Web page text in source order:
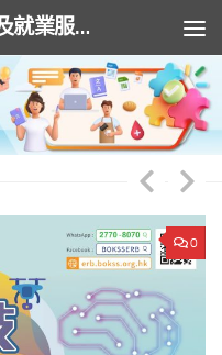
浸信會愛羣社會服務處(培訓及就業服務)
0